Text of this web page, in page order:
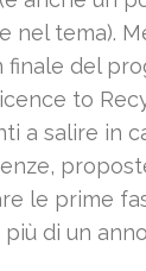
nel tema).
finale del
to
a salire in
le prime
di un